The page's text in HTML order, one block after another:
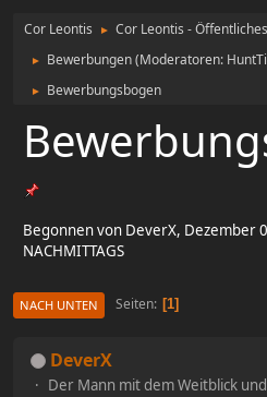
Cor Leontis ► Cor Leontis -
► Bewerbungen(Moderatoren:
► Bewerbungsbogen
Begonnen von DeverX, Dezember
NACHMITTAGS
NACH UNTEN Seiten 1
DeverX
Der Mann mit dem Weitblick